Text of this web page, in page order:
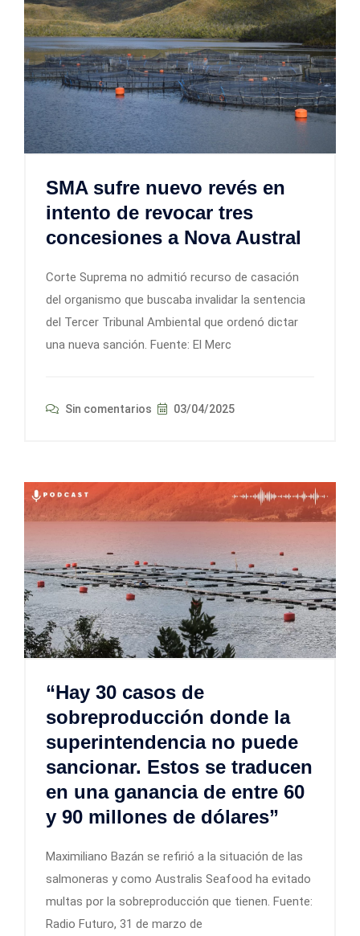
SMA sufre nuevo revés en
intento de revocar tres
concesiones a Nova Austral
Corte Suprema no admitió recurso de casación
del organismo que buscaba invalidar la sentencia
del Tercer Tribunal Ambiental que ordenó dictar
una nueva sanción. Fuente: El Merc
Sin comentarios 03/04/2025
“Hay 30 casos de
sobreproducción donde la
superintendencia no puede
sancionar. Estos se traducen
en una ganancia de entre 60
y 90 millones de dólares”
Maximiliano Bazán se refirió a la situación de las
salmoneras y como Australis Seafood ha evitado
multas por la sobreproducción que tienen. Fuente:
Radio Futuro, 31 de marzo de